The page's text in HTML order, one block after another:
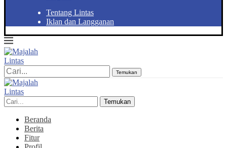
Tentang Lintas
Iklan dan Langganan
Temukan
Temukan
Beranda
Berita
Fitur